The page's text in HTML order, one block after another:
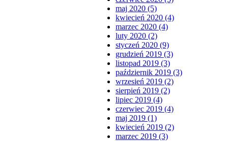
maj 2020 (5)
kwiecień 2020 (4)
marzec 2020 (4)
luty 2020 (2)
styczeń 2020 (9)
grudzień 2019 (3)
listopad 2019 (3)
październik 2019 (3)
wrzesień 2019 (2)
sierpień 2019 (2)
lipiec 2019 (4)
czerwiec 2019 (4)
maj 2019 (1)
kwiecień 2019 (2)
marzec 2019 (3)